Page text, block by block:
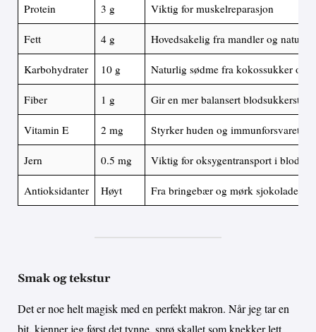
Protein 3 g Viktig for muskelreparasjon
Fett 4 g Hovedsakelig fra mandler og
Karbohydrater 10 g Naturlig sødme fra kokossukker og
Fiber 1 g Gir en mer balansert
Vitamin E 2 mg Styrker huden og immunforsvaret
Jern 0.5 mg Viktig for oksygentransport i blodet
Antioksidanter Høyt Fra bringebær og mørk sjokolade
Smak og tekstur
Det er noe helt magisk med en perfekt makron. Når jeg tar en
bit, kjenner jeg først det tynne, sprø skallet som knekker lett